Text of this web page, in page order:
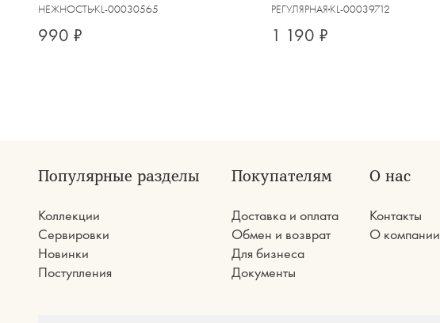
НЕЖНОСТЬKL-00030565
990 ₽
РЕГУЛЯРНАЯ KL-00039712
1 190 ₽
Популярные разделы
Коллекции
Сервировки
Новинки
Поступления
Покупателям
Доставка и оплата
Обмен и возврат
Для бизнеса
Документы
О нас
Контакты
О компании